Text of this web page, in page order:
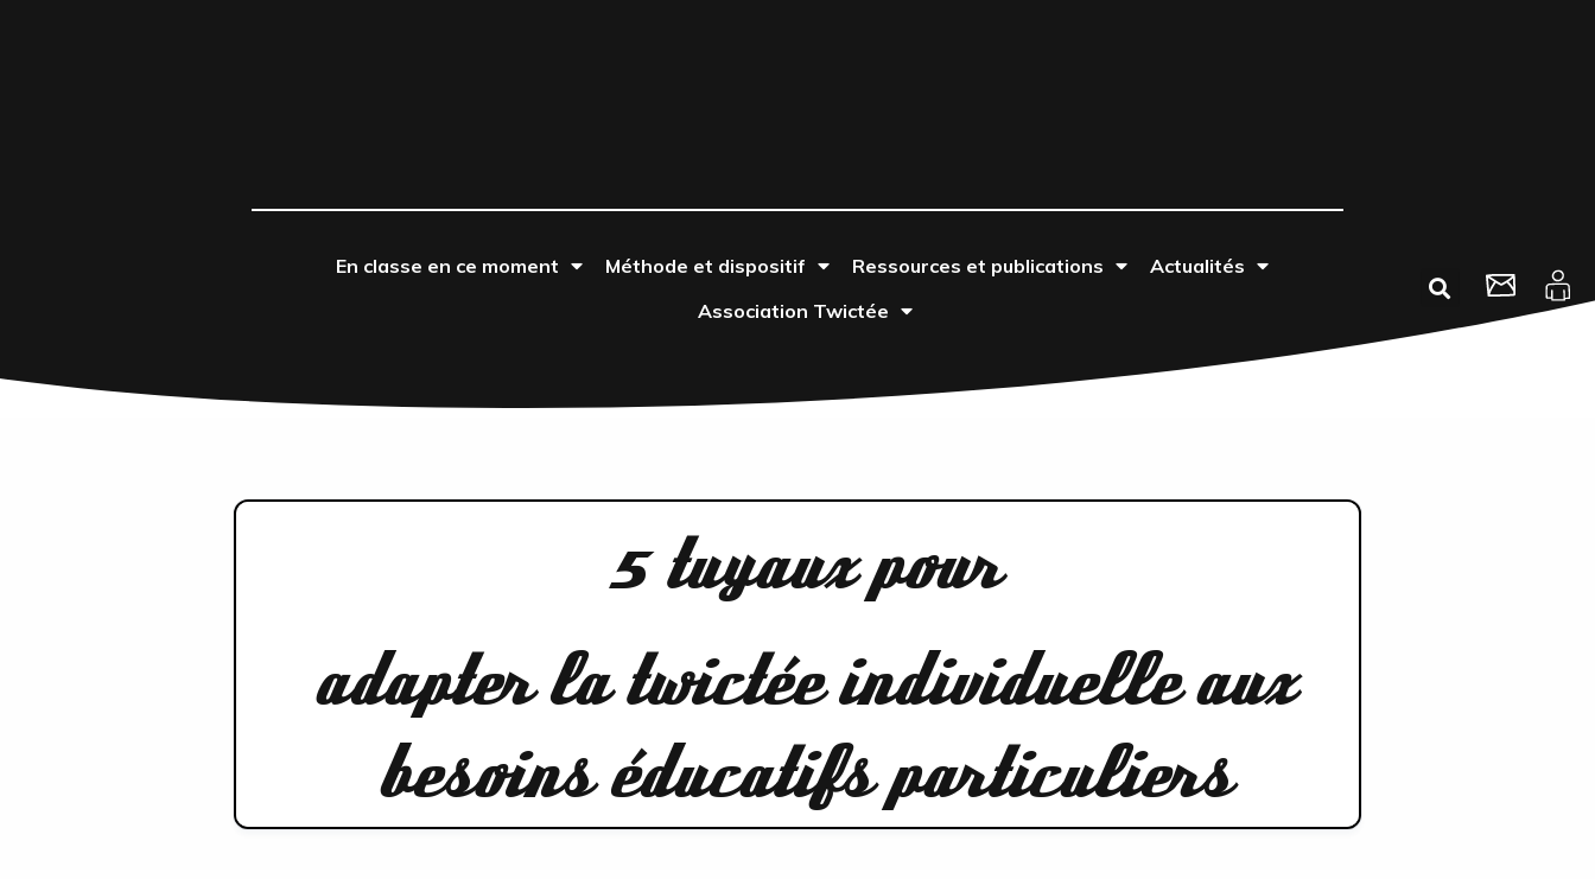
En classe en ce moment Méthode et dispositif Ressources et publications
Actualités
Association Twictée
5 tuyaux pour
adapter la twictée individuelle aux
besoins éducatifs particuliers